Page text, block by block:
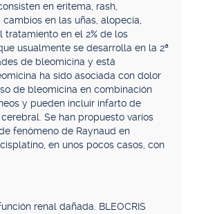
en eritema, rash,
en las uñas, alopecia,
en el 2% de los
usualmente se desarrolla en la 2ª
de bleomicina y está
ha sido asociada con dolor
de bleomicina en combinación
y pueden incluir infarto de
Se han propuesto varios
fenómeno de Raynaud en
en unos pocos casos, con
renal dañada. BLEOCRIS